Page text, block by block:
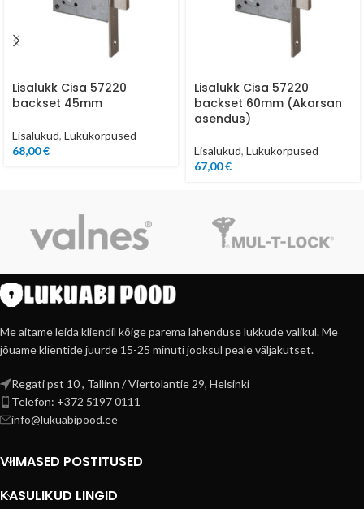
Lisalukk Cisa 57220
backset 45mm
Lisalukud, Lukukorpused
68,00€
Lisalukk Cisa 57220
backset 60mm (Akarsan
asendus)
Lisalukud, Lukukorpused
67,00€
Me aitame leida kliendil kõige parema lahenduse lukkude valikul. Me
jõuame klientide juurde 15-25 minuti jooksul peale väljakutset.
Regati pst 10 , Tallinn / Viertolantie 29, Helsinki
Telefon: +372 5197 0111
info@lukuabipood.ee
VIIMASED POSTITUSED
KASULIKUD LINGID